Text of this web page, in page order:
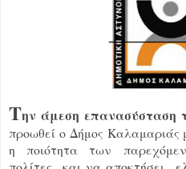
Την άμεση επανασύσταση
προωθεί ο Δήμος Καλαμαριάς
η ποιότητα των